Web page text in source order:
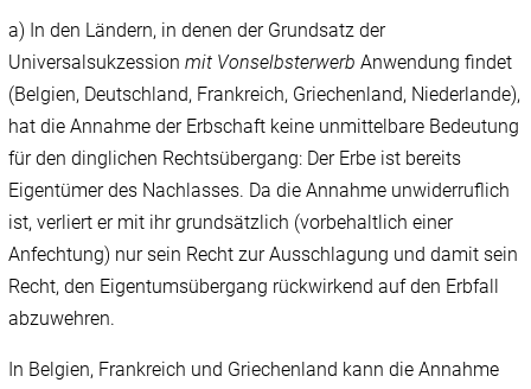
a) In den Ländern, in denen der Grundsatz der
Universalsukzessionmit Vonselbsterwerb Anwendung findet
(Belgien, Deutschland, Frankreich, Griechenland, Niederlande),
hat die Annahme der Erbschaft keine unmittelbare Bedeutung
für den dinglichen Rechtsübergang: Der Erbe ist bereits
Eigentümer des Nachlasses. Da die Annahme unwiderruflich
ist, verliert er mit ihr grundsätzlich (vorbehaltlich einer
Anfechtung) nur sein Recht zur Ausschlagung und damit sein
Recht, den Eigentumsübergang rückwirkend auf den Erbfall
abzuwehren.
In Belgien, Frankreich und Griechenland kann die Annahme